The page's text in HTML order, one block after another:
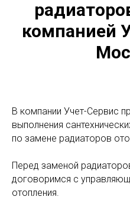
компанией
В компании Учет-Сервис
выполнения
по замене радиаторов
Перед заменой
договоримся с
отопления.